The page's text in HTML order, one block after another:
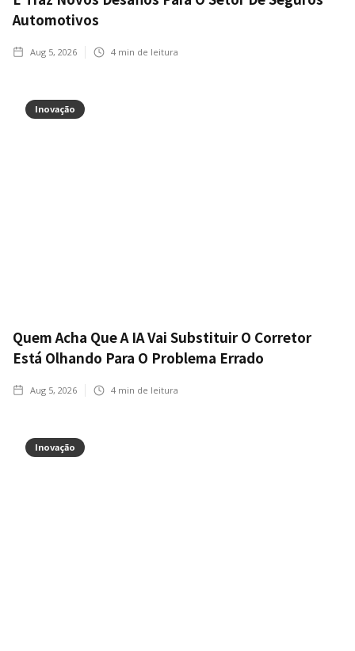
Automotivos
Aug 5, 2026 4 min de leitura
Inovação
Quem Acha Que A IA Vai Substituir O Corretor
Está Olhando Para O Problema Errado
Aug 5, 2026 4 min de leitura
Inovação